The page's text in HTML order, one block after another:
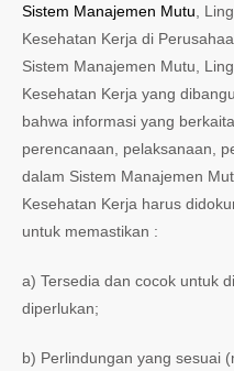
Sistem Manajemen Mutu ,
Kesehatan Kerja di
Sistem Manajemen Mutu,
Kesehatan Kerja yang
bahwa informasi yang
perencanaan, pelaksanaan,
dalam Sistem Manajemen
Kesehatan Kerja harus
untuk memastikan :
a) Tersedia dan cocok untuk
diperlukan;
b) Perlindungan yang sesuai